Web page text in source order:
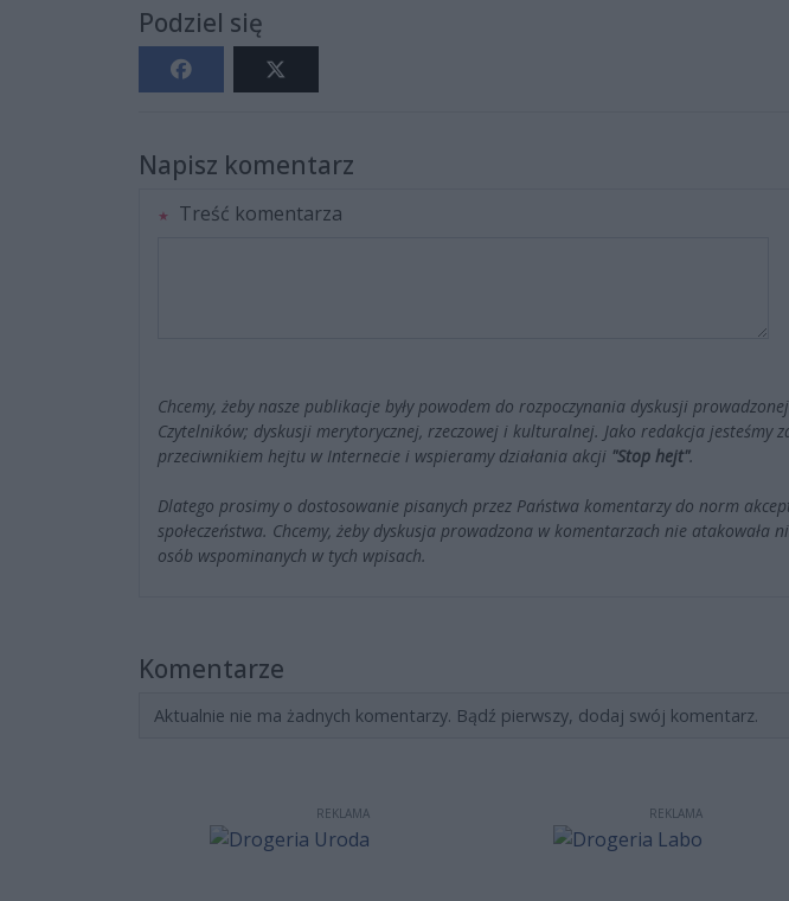
Podziel się
Napisz komentarz
Treść komentarza
Chcemy, żeby nasze publikacje były powodem do rozpoczynania dyskusji
Czytelników; dyskusji merytorycznej, rzeczowej i kulturalnej. Jako redakcja jesteśmy
przeciwnikiem hejtu w Internecie i wspieramy działania akcji "Stop hejt".
Dlatego prosimy o dostosowanie pisanych przez Państwa komentarzy do norm
społeczeństwa. Chcemy, żeby dyskusja prowadzona w komentarzach nie atakowała
osób wspominanych w tych wpisach.
Komentarze
Aktualnie nie ma żadnych komentarzy. Bądź pierwszy, dodaj swój komentarz.
REKLAMA REKLAMA